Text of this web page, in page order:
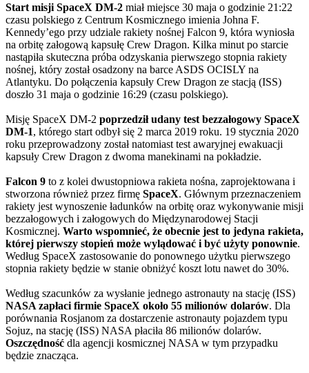
Start misji SpaceX DM-2 miał miejsce 30 maja o godzinie 21:22
czasu polskiego z Centrum Kosmicznego imienia Johna F.
Kennedy’ego przy udziale rakiety nośnej Falcon 9, która wyniosła
na orbitę załogową kapsułę Crew Dragon. Kilka minut po starcie
nastąpiła skuteczna próba odzyskania pierwszego stopnia rakiety
nośnej, który został osadzony na barce ASDS OCISLY na
Atlantyku. Do połączenia kapsuły Crew Dragon ze stacją (ISS)
doszło 31 maja o godzinie 16:29 (czasu polskiego).
Misję SpaceX DM-2 poprzedził udany test bezzałogowy SpaceX
DM-1, którego start odbył się 2 marca 2019 roku. 19 stycznia 2020
roku przeprowadzony został natomiast test awaryjnej ewakuacji
kapsuły Crew Dragon z dwoma manekinami na pokładzie.
Falcon 9 to z kolei dwustopniowa rakieta nośna, zaprojektowana i
stworzona również przez firmę SpaceX. Głównym przeznaczeniem
rakiety jest wynoszenie ładunków na orbitę oraz wykonywanie misji
bezzałogowych i załogowych do Międzynarodowej Stacji
Kosmicznej. Warto wspomnieć, że obecnie jest to jedyna rakieta,
której pierwszy stopień może wylądować i być użyty ponownie.
Według SpaceX zastosowanie do ponownego użytku pierwszego
stopnia rakiety będzie w stanie obniżyć koszt lotu nawet do 30%.
Według szacunków za wysłanie jednego astronauty na stację (ISS)
NASA zapłaci firmie SpaceX około 55 milionów dolarów. Dla
porównania Rosjanom za dostarczenie astronauty pojazdem typu
Sojuz, na stację (ISS) NASA płaciła 86 milionów dolarów.
Oszczędność dla agencji kosmicznej NASA w tym przypadku
będzie znacząca.